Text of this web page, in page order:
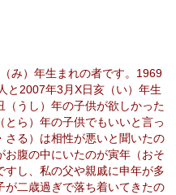
み）年生まれの者です。1969
と2007年3月X日亥（い）年生
（うし）年の子供が欲しかった
ら）年の子供でもいいと言っ
る）は相性が悪いと聞いたの
腹の中にいたのが寅年（おそ
すし、私の父や親戚に申年が多
が二歳過ぎで落ち着いてきたの